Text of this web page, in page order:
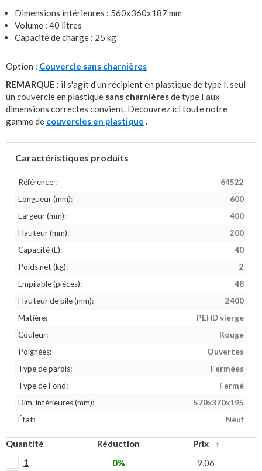
Dimensions intérieures : 560x360x187 mm
Volume : 40 litres
Capacité de charge : 25 kg
Option : Couvercle sans charnières
REMARQUE : il s'agit d'un récipient en plastique de type I, seul
un couvercle en plastique sans charnièresde type I aux
dimensions correctes convient. Découvrez ici toute notre
gamme de couvercles en plastique .
Caractéristiques produits
Référence :
64522
Longueur (mm):
600
Largeur (mm):
400
Hauteur (mm):
200
Capacité (L):
40
Poids net (kg):
2
Empilable (pièces):
48
Hauteur de pile (mm):
2400
Matière:
PEHD vierge
Couleur:
Rouge
Poignées:
Ouvertes
Type de parois:
Fermées
Type de Fond:
Fermé
Dim. intérieures (mm):
570x370x195
État:
Neuf
Quantité Réduction Prix HT
1 0%
9,06